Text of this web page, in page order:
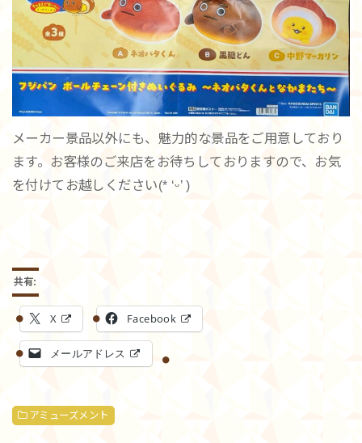
メーカー景品以外にも、魅力的な景品をご用意しており
ます。お客様のご来店をお待ちしておりますので、お気
を付けてお越しください(* ‘ᵕ’ )
共有:
X Facebook
メールアドレス
アミューズメント